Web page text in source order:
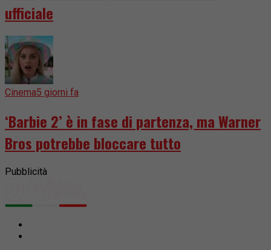
ufficiale
Cinema5 giorni fa
‘Barbie 2’ è in fase di partenza, ma Warner
Bros potrebbe bloccare tutto
Pubblicità